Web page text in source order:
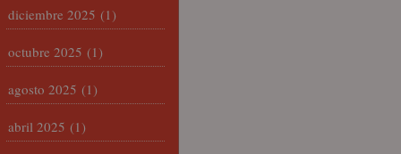
diciembre 2025 (1)
octubre 2025 (1)
agosto 2025 (1)
abril 2025 (1)